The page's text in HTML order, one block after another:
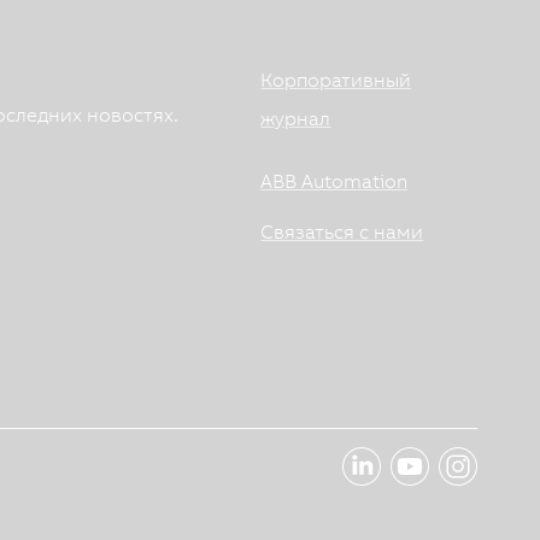
новостях.
Корпоративный
журнал
ABB Automation
Связаться с нами